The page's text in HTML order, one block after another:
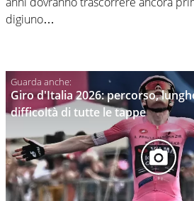
digiuno…
Giro d'Italia 2026: percorso,
difficoltà di tutte le tappe